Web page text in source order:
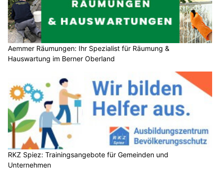
Aemmer Räumungen: Ihr Spezialist für Räumung &
Hauswartung im Berner Oberland
RKZ Spiez: Trainingsangebote für Gemeinden und
Unternehmen